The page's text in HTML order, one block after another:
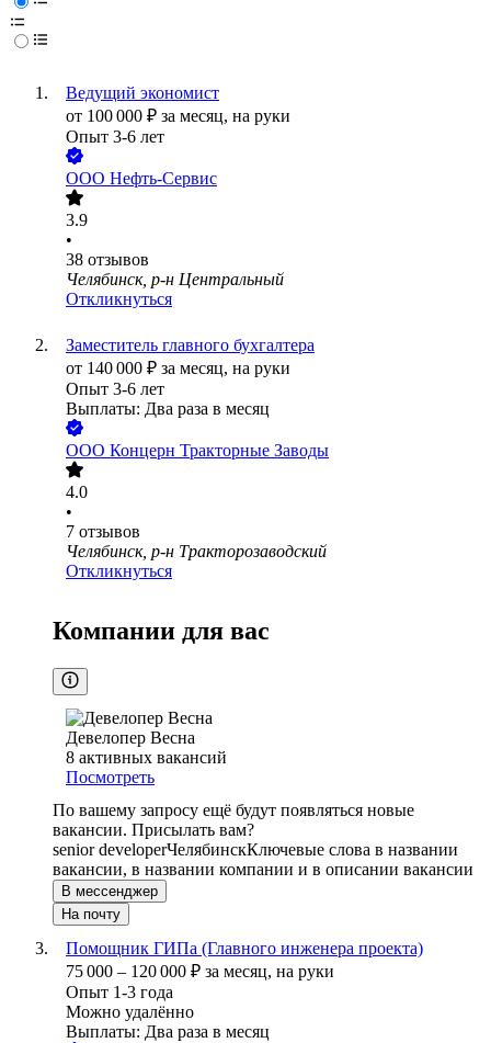
Ведущий экономист
от 100 000 ₽ за месяц, на руки
Опыт 3-6 лет
ООО Нефть-Сервис
3.9
•
38 отзывов
Челябинск, р-н Центральный
Откликнуться
Заместитель главного бухгалтера
от 140 000 ₽ за месяц, на руки
Опыт 3-6 лет
Выплаты: Два раза в месяц
ООО Концерн Тракторные Заводы
4.0
•
7 отзывов
Челябинск, р-н Тракторозаводский
Откликнуться
Компании для вас
Девелопер Весна
8 активных вакансий
Посмотреть
По вашему запросу ещё будут появляться новые
вакансии. Присылать вам?
senior developerЧелябинскКлючевые слова в названии
вакансии, в названии компании и в описании вакансии
В мессенджер
На почту
Помощник ГИПа (Главного инженера проекта)
75 000 – 120 000 ₽ за месяц, на руки
Опыт 1-3 года
Можно удалённо
Выплаты: Два раза в месяц